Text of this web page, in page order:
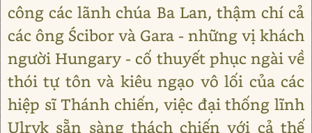
công các lãnh chúa Ba Lan, thậm chí cả
các ông Ścibor và Gara - những vị khách
người Hungary - cố thuyết phục ngài về
thói tự tôn và kiêu ngạo vô lối của các
hiệp sĩ Thánh chiến, việc đại thống lĩnh
Ulryk sẵn sàng thách chiến với cả thế